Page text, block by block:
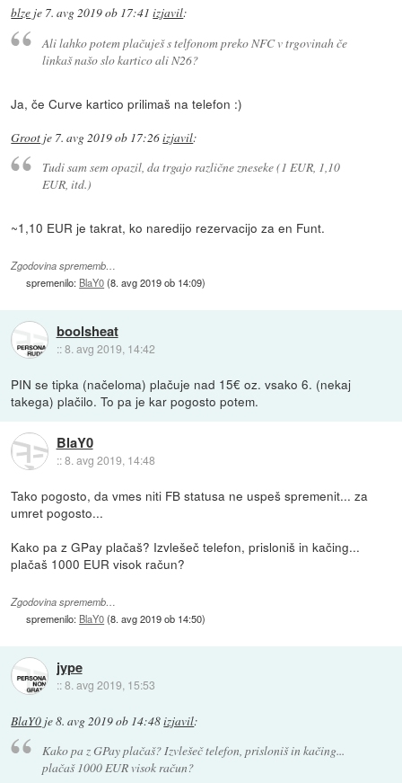
blze je 7. avg 2019 ob 17:41 izjavil:
Ali lahko potem plačuješ s telfonom preko NFC v trgovinah če
linkaš našo slo kartico ali N26?
Ja, če Curve kartico prilimaš na telefon :)
Groot je 7. avg 2019 ob 17:26izjavil:
Tudi sam sem opazil, da trgajo različne zneseke (1 EUR, 1,10
EUR, itd.)
~1,10 EUR je takrat, ko naredijo rezervacijo za en Funt.
Zgodovina sprememb…
spremenilo: BlaY0(8. avg 2019 ob 14:09)
boolsheat
::8. avg 2019, 14:42
PIN se tipka (načeloma) plačuje nad 15€ oz. vsako 6. (nekaj
takega) plačilo. To pa je kar pogosto potem.
BlaY0
::8. avg 2019, 14:48
Tako pogosto, da vmes niti FB statusa ne uspeš spremenit... za
umret pogosto...
Kako pa z GPay plačaš? Izvlešeč telefon, prisloniš in kačing...
plačaš 1000 EUR visok račun?
Zgodovina sprememb…
spremenilo: BlaY0(8. avg 2019 ob 14:50)
jype
::8. avg 2019, 15:53
BlaY0 je8. avg 2019 ob 14:48izjavil:
Kako pa z GPay plačaš? Izvlešeč telefon, prisloniš in kačing...
plačaš 1000 EUR visok račun?